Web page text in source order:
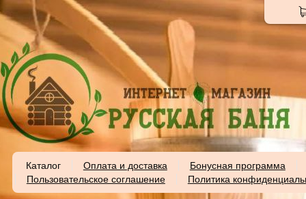
Каталог Оплата и доставка
Бонусная программа
Пользовательское соглашение
Политика